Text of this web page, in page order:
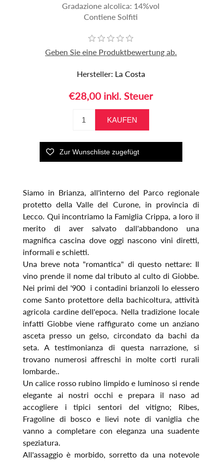
Gradazione alcolica: 14%vol
Contiene Solfiti
Geben Sie eine Produktbewertung ab.
Hersteller: La Costa
€28,00 inkl. Steuer
Siamo in Brianza, all'interno del Parco regionale
protetto della Valle del Curone, in provincia di
Lecco. Qui incontriamo la Famiglia Crippa, a loro il
merito di aver salvato dall'abbandono una
magnifica cascina dove oggi nascono vini diretti,
informali e schietti.
Una breve nota "romantica" di questo nettare: Il
vino prende il nome dal tributo al culto di Giobbe.
Nei primi del '900 i contadini brianzoli lo elessero
come Santo protettore della bachicoltura, attività
agricola cardine dell'epoca. Nella tradizione locale
infatti Giobbe viene raffigurato come un anziano
asceta presso un gelso, circondato da bachi da
seta. A testimonianza di questa narrazione, si
trovano numerosi affreschi in molte corti rurali
lombarde..
Un calice rosso rubino limpido e luminoso si rende
elegante ai nostri occhi e prepara il naso ad
accogliere i tipici sentori del vitigno; Ribes,
Fragoline di bosco e lievi note di vaniglia che
vanno a completare con eleganza una suadente
speziatura.
All'assaggio è morbido, sorretto da una notevole